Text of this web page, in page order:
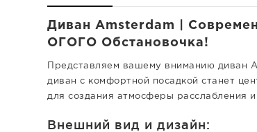
Диван Amsterdam |
ОГОГО Обстановочка!
Представляем вашему вниманию диван
диван с комфортной посадкой станет
для создания атмосферы расслабления
Внешний вид и дизайн: